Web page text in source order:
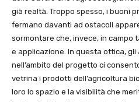
già realtà. Troppo spesso, i buoni
fermano davanti ad ostacoli
sormontare che, invece, in campo
e applicazione. In questa ottica,
nell’ambito del progetto ci
vetrina i prodotti dell’agricoltura
loro lo spazio e la visibilità che